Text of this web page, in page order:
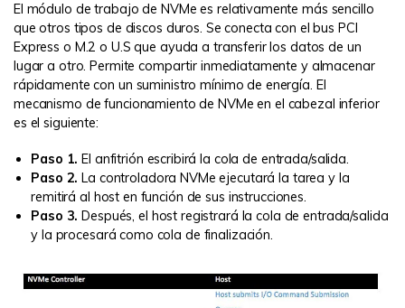
El módulo de trabajo de NVMe es relativamente más sencillo
que otros tipos de discos duros. Se conecta con el bus PCI
Express o M.2 o U.S que ayuda a transferir los datos de un
lugar a otro. Permite compartir inmediatamente y almacenar
rápidamente con un suministro mínimo de energía. El
mecanismo de funcionamiento de NVMe en el cabezal inferior
es el siguiente:
Paso 1. El anfitrión escribirá la cola de entrada/salida.
Paso 2. La controladora NVMe ejecutará la tarea y la
remitirá al host en función de sus instrucciones.
Paso 3. Después, el host registrará la cola de entrada/salida
y la procesará como cola de finalización.